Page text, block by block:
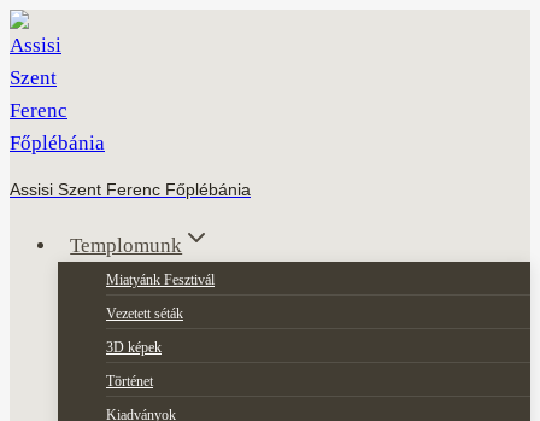
Skip
to
content
Assisi Szent Ferenc Főplébánia
Templomunk
Miatyánk Fesztivál
Vezetett séták
3D képek
Történet
Kiadványok